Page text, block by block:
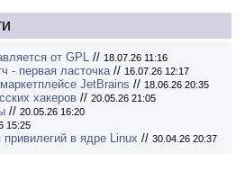
от GPL // 18.07.26 11:16
- первая ласточка// 16.07.26 12:17
JetBrains // 18.06.26 20:35
хакеров // 20.05.26 21:05
// 20.05.26 16:20
15:25
в ядре Linux // 30.04.26 20:37